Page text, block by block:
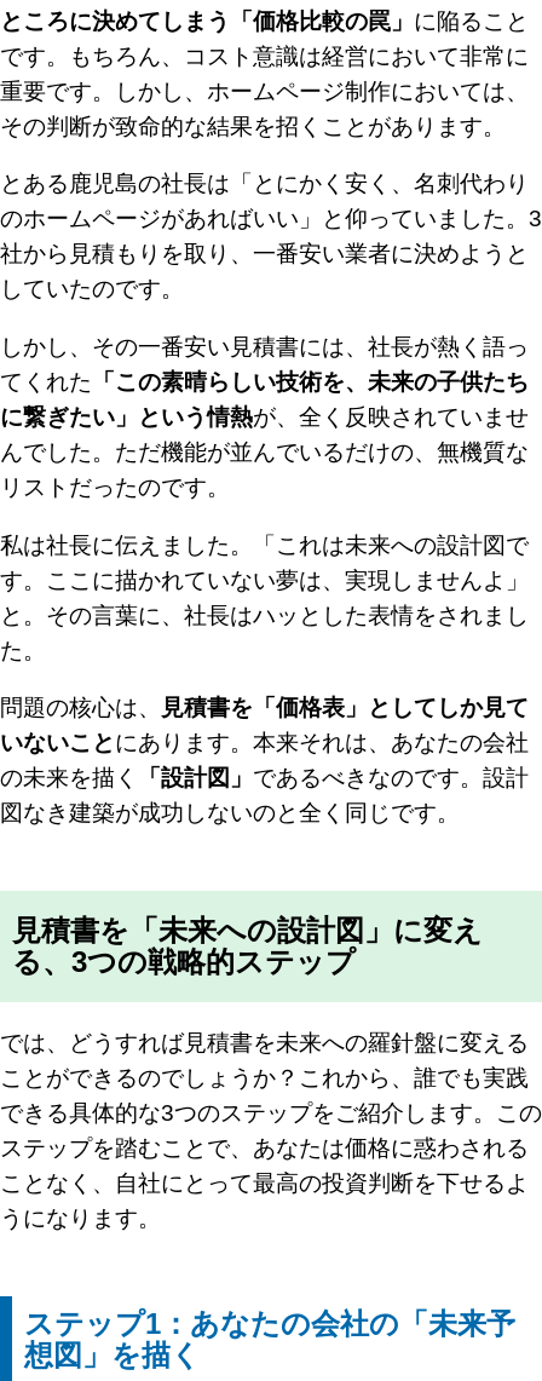
ところに決めてしまう「価格比較の罠」 に陥ること
です。もちろん、コスト意識は経営において非常に
重要です。しかし、ホームページ制作においては、
その判断が致命的な結果を招くことがあります。
とある鹿児島の社長は「とにかく安く、名刺代わり
のホームページがあればいい」と仰っていました。3
社から見積もりを取り、一番安い業者に決めようと
していたのです。
しかし、その一番安い見積書には、社長が熱く語っ
てくれた 「この素晴らしい技術を、未来の子供たち
に繋ぎたい」という情熱が、全く反映されていませ
んでした。ただ機能が並んでいるだけの、無機質な
リストだったのです。
私は社長に伝えました。「これは未来への設計図で
す。ここに描かれていない夢は、実現しませんよ」
と。その言葉に、社長はハッとした表情をされまし
た。
問題の核心は、
見積書を「価格表」としてしか見て
いないことにあります。本来それは、あなたの会社
の未来を描く
「設計図」 であるべきなのです。設計
図なき建築が成功しないのと全く同じです。
見積書を「未来への設計図」に変え
る、3つの戦略的ステップ
では、どうすれば見積書を未来への羅針盤に変える
ことができるのでしょうか？これから、誰でも実践
できる具体的な3つのステップをご紹介します。この
ステップを踏むことで、あなたは価格に惑わされる
ことなく、自社にとって最高の投資判断を下せるよ
うになります。
ステップ1：あなたの会社の「未来予
想図」を描く